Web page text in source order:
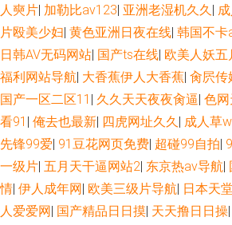
利社 日本中文视频 大香蕉久久五十 激情综合丁
利在 影音av网址 97福利社区视频 亚洲97涩色 97
司机V 91福利小视 韩国AA片 久草免费网址 日韩
美色图五月天 五月天婷婷色色 91撸人网 九一黄
娘导航 97人人操操人人 蜜芽鲍鱼精品 欧美成网
爱综合 97自拍超碰 51福利视频 AV三级片网址 国
人奭片| 加勒比av123| 亚洲老湿机久久|
片殴美少妇| 黄色亚洲日夜在线| 韩国不卡
日韩AV无码网站| 国产ts在线| 欧美人妖五
福利网站导航| 大香蕉伊人大香蕉| 肏屄传
国产一区二区11 | 久久天天夜夜肏逼| 色
看91 | 俺去也最新| 四虎网址久久| 成人草
先锋99爱| 91豆花网页免费| 超碰99自拍|
一级片| 五月天干逼网站2| 东京热av导航|
情| 伊人成年网| 欧美三级片导航| 日本天
人爱爱网| 国产精品日日摸| 天天撸日日操|